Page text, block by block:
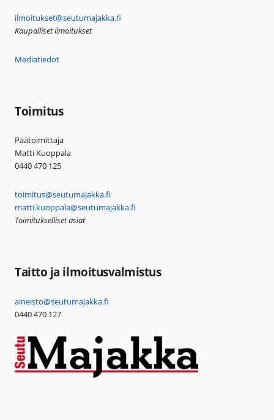
ilmoitukset@seutumajakka.fi
Kaupalliset ilmoitukset
Mediatiedot
Toimitus
Päätoimittaja
Matti Kuoppala
0440 470 125
toimitus@seutumajakka.fi
matti.kuoppala@seutumajakka.fi
Toimitukselliset asiat
Taitto ja ilmoitusvalmistus
aineisto@seutumajakka.fi
0440 470 127